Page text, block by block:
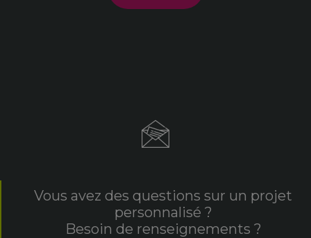
Vous avez des questions sur un projet
personnalisé ?
Besoin de renseignements ?